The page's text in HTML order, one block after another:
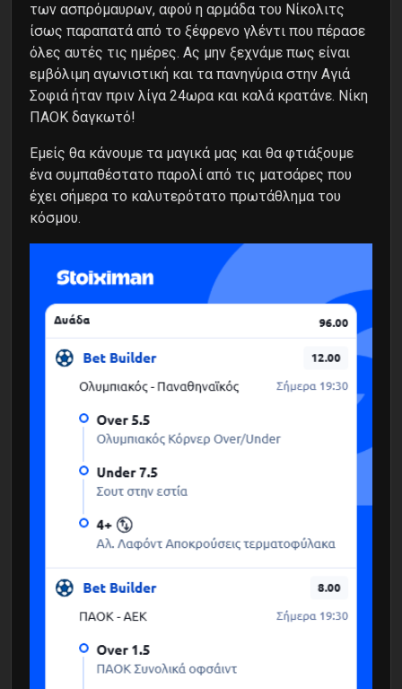
των ασπρόμαυρων, αφού η αρμάδα του Νίκολιτς
ίσως παραπατά από το ξέφρενο γλέντι που πέρασε
όλες αυτές τις ημέρες. Ας μην ξεχνάμε πως είναι
εμβόλιμη αγωνιστική και τα πανηγύρια στην Αγιά
Σοφιά ήταν πριν λίγα 24ωρα και καλά κρατάνε. Νίκη
ΠΑΟΚ δαγκωτό!
Εμείς θα κάνουμε τα μαγικά μας και θα φτιάξουμε
ένα συμπαθέστατο παρολί από τις ματσάρες που
έχει σήμερα το καλυτερότατο πρωτάθλημα του
κόσμου.